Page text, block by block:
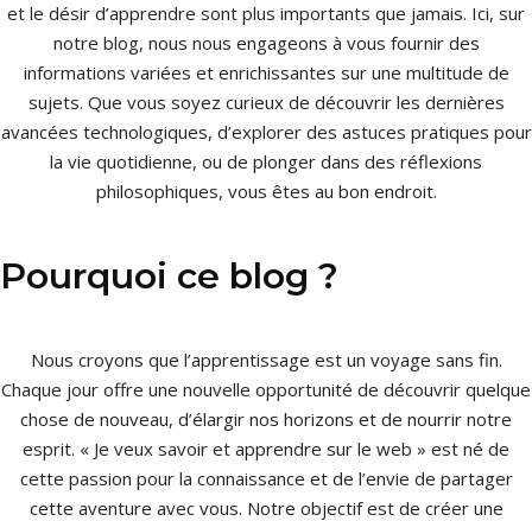
et le désir d’apprendre sont plus importants que jamais. Ici, sur
notre blog, nous nous engageons à vous fournir des
informations variées et enrichissantes sur une multitude de
sujets. Que vous soyez curieux de découvrir les dernières
avancées technologiques, d’explorer des astuces pratiques pour
la vie quotidienne, ou de plonger dans des réflexions
philosophiques, vous êtes au bon endroit.
Pourquoi ce blog ?
Nous croyons que l’apprentissage est un voyage sans fin.
Chaque jour offre une nouvelle opportunité de découvrir quelque
chose de nouveau, d’élargir nos horizons et de nourrir notre
esprit. « Je veux savoir et apprendre sur le web » est né de
cette passion pour la connaissance et de l’envie de partager
cette aventure avec vous. Notre objectif est de créer une